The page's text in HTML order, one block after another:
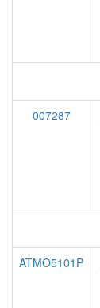
007287
ATMO5101P